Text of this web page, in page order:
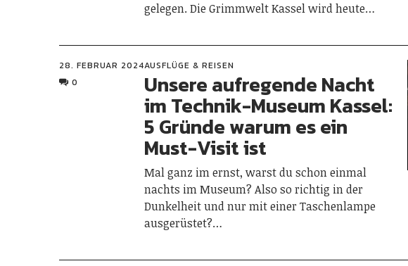
gelegen. Die Grimmwelt Kassel wird heute…
28. FEBRUAR 2024
0
AUSFLÜGE & REISEN
Unsere aufregende Nacht
im Technik-Museum Kassel:
5 Gründe warum es ein
Must-Visit ist
Mal ganz im ernst, warst du schon einmal
nachts im Museum? Also so richtig in der
Dunkelheit und nur mit einer Taschenlampe
ausgerüstet?…